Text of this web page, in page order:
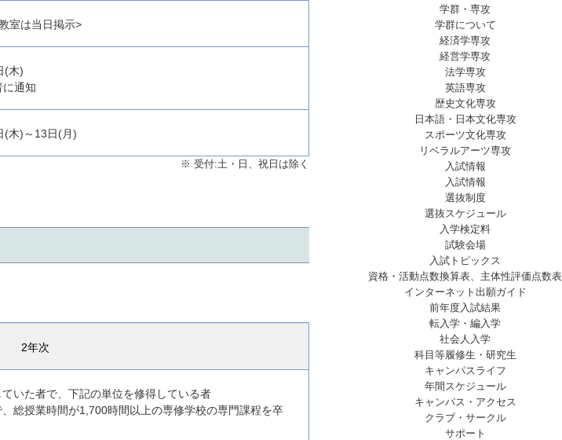
学群・専攻
学群について
経済学専攻
経営学専攻
法学専攻
英語専攻
歴史文化専攻
日本語・日本文化専攻
スポーツ文化専攻
リベラルアーツ専攻
入試情報
入試情報
選抜制度
選抜スケジュール
入学検定料
試験会場
入試トピックス
資格・活動点数換算表、主体性評価点数表
インターネット出願ガイド
前年度入試結果
転入学・編入学
社会人入学
科目等履修生・研究生
キャンパスライフ
年間スケジュール
キャンパス・アクセス
クラブ・サークル
サポート
室は当日掲示>
(木)
に通知
(木)～13日(月)
※ 受付:土・日、祝日は除く
2年次
ていた者で、下記の単位を修得している者
、総授業時間が1,700時間以上の専修学校の専門課程を卒